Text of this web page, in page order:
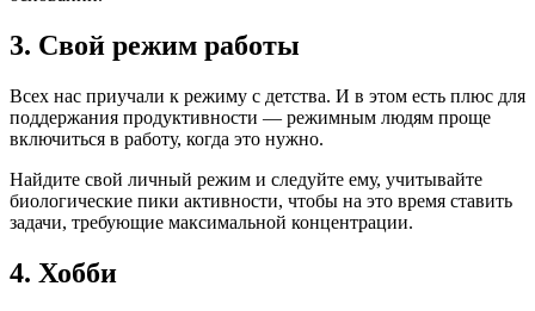
3. Свой режим работы
Всех нас приучали к режиму с детства. И в этом есть плюс для
поддержания продуктивности — режимным людям проще
включиться в работу, когда это нужно.
Найдите свой личный режим и следуйте ему, учитывайте
биологические пики активности, чтобы на это время ставить
задачи, требующие максимальной концентрации.
4. Хобби